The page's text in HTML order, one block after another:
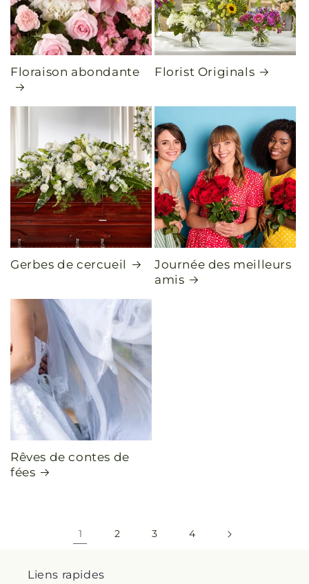
Floraison abondante Florist Originals
Gerbes de cercueil
Journée des meilleurs
amis
Rêves de contes de
fées
1 2 3 4
Liens rapides